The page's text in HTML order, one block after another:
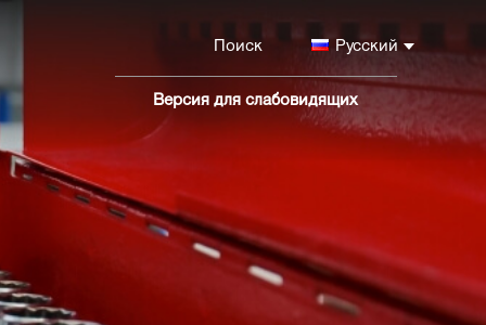
Русский
Версия
для
слабовидящих
Версия для слабовидящих